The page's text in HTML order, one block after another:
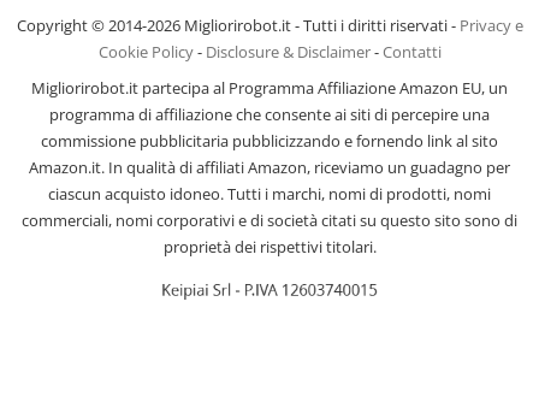
Copyright © 2014-2026 Migliorirobot.it - Tutti i diritti riservati - Privacy e
Cookie Policy- Disclosure & Disclaimer-Contatti
Migliorirobot.it partecipa al Programma Affiliazione Amazon EU, un
programma di affiliazione che consente ai siti di percepire una
commissione pubblicitaria pubblicizzando e fornendo link al sito
Amazon.it. In qualità di affiliati Amazon, riceviamo un guadagno per
ciascun acquisto idoneo. Tutti i marchi, nomi di prodotti, nomi
commerciali, nomi corporativi e di società citati su questo sito sono di
proprietà dei rispettivi titolari.